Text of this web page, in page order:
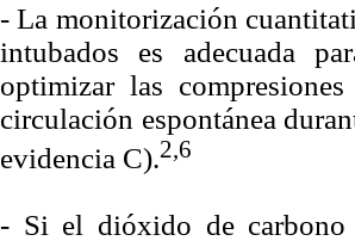
- La monitorización
intubados es adecuada
optimizar las
circulación espontánea
evidencia C).2,6
- Si el dióxido de carbono